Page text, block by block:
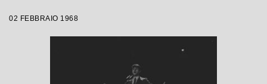
02 FEBBRAIO 1968